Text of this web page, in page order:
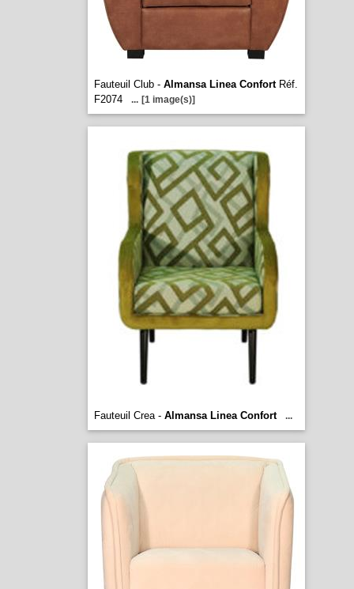
Fauteuil Club - Almansa Linea ConfortRéf.
F2074
... [1 image(s)]
Fauteuil Crea - Almansa Linea Confort ...